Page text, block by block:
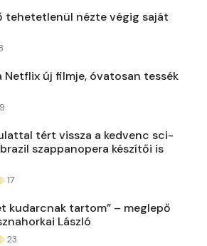
tehetetlenül nézte végig saját
Netflix új filmje, óvatosan tessék
tért vissza a kedvenc sci-
szappanopera készítői is
17
kudarcnak tartom” – meglepő
László
23